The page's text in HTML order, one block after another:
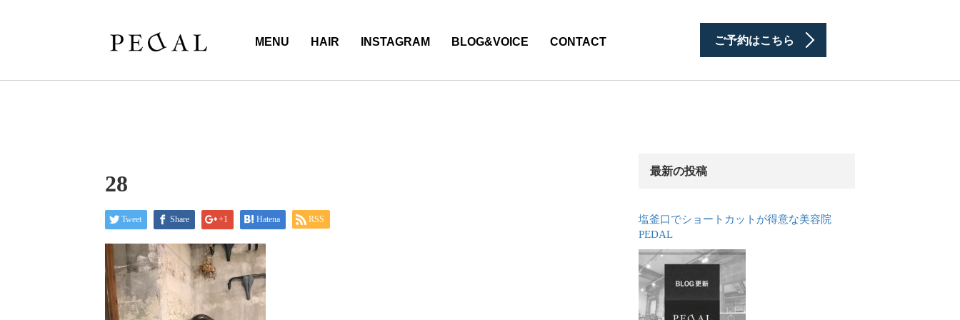
MENU HAIR INSTAGRAM BLOG&VOICE CONTACT ご予約はこちら
28
Tweet Share +1 Hatena RSS
最新の投稿
塩釜口でショートカットが得意な美容院
PEDAL